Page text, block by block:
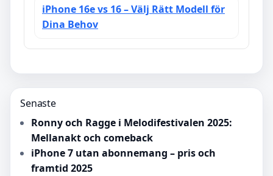
iPhone 16e vs 16 – Välj Rätt Modell för
Dina Behov
Senaste
Ronny och Ragge i Melodifestivalen 2025:
Mellanakt och comeback
iPhone 7 utan abonnemang – pris och
framtid 2025